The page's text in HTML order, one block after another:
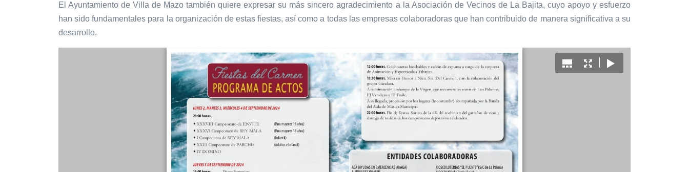
El Ayuntamiento de Villa de Mazo también quiere expresar su más sincero agradecimiento a la Asociación de Vecinos de La Bajita, cuyo apoyo y esfuerzo
han sido fundamentales para la organización de estas fiestas, así como a todas las empresas colaboradoras que han contribuido de manera significativa a su
desarrollo.